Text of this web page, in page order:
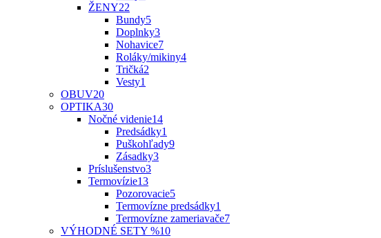
ŽENY22
Bundy5
Doplnky3
Nohavice7
Roláky/mikiny4
Tričká2
Vesty1
OBUV20
OPTIKA30
Nočné videnie14
Predsádky1
Puškohľady9
Zásadky3
Príslušenstvo3
Termovízie13
Pozorovacie5
Termovízne predsádky1
Termovízne zameriavače7
VÝHODNÉ SETY %10